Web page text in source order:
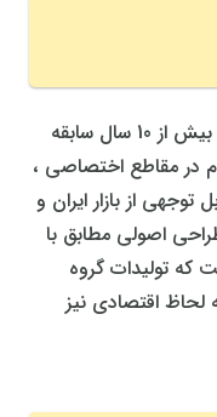
با بیش از 10 سال سابقه
در مقاطع اختصاصی ،
از بازار ایران و
اصولی مطابق با
که تولیدات گروه
لحاظ اقتصادی نیز